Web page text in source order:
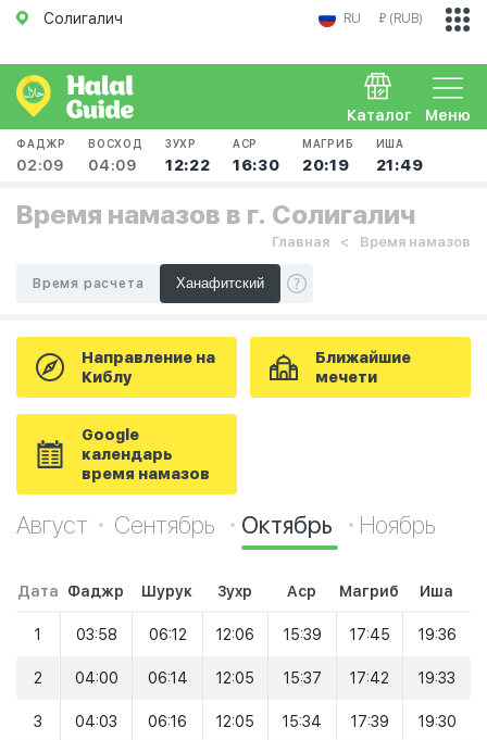
Солигалич RU ₽ (RUB)
Меню
Каталог
ФАДЖР
02:09
ВОСХОД
04:09
ЗУХР
12:22
АСР
16:30
МАГРИБ
20:19
ИША
21:49
Время намазов в г. Солигалич
Главная Время намазов
Время расчета
Направление на
Киблу
Ближайшие
мечети
Google
календарь
время намазов
Август Сентябрь Октябрь Ноябрь
Дата Фаджр Шурук Зухр Аср Магриб Иша
1 03:58 06:12 12:06 15:39 17:45 19:36
2 04:00 06:14 12:05 15:37 17:42 19:33
3 04:03 06:16 12:05 15:34 17:39 19:30